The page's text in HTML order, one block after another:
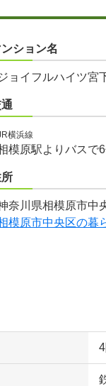
ション名
ョイフルハイツ宮
横浜線
模原駅よりバスで
奈川県相模原市中
模原市中央区の暮